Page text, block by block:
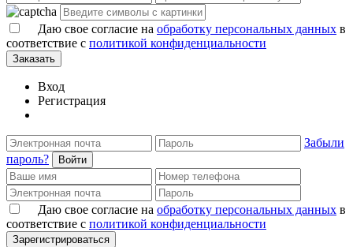
Даю свое согласие на обработку персональных данных в
соответствие с политикой конфиденциальности
Заказать
Вход
Регистрация
Забыли
пароль?
Войти
Даю свое согласие на обработку персональных данных в
соответствие с политикой конфиденциальности
Зарегистрироваться